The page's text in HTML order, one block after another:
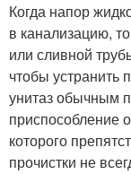
Когда напор
в канализацию,
или сливной
чтобы устранить
унитаз обычным
приспособление
которого
прочистки не